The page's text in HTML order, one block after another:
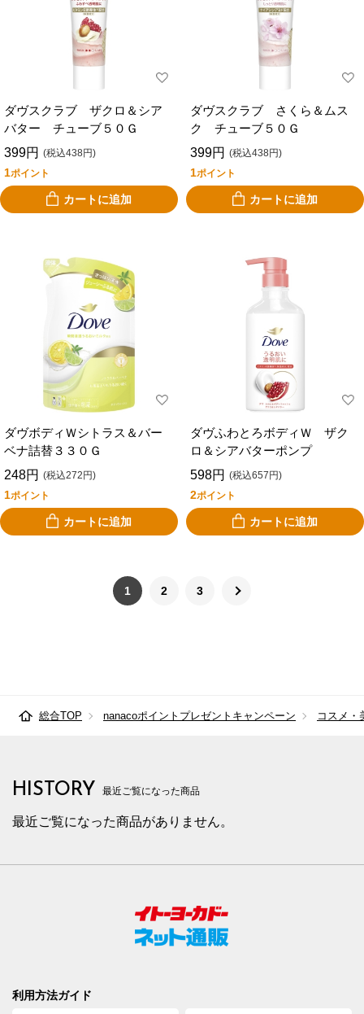
ダヴスクラブ ザクロ＆シア
バター チューブ５０Ｇ
399円 (税込438円)
1ポイント
カートに追加
ダヴスクラブ さくら＆ムス
ク チューブ５０Ｇ
399円 (税込438円)
1ポイント
カートに追加
ダヴボディＷシトラス＆バー
ベナ詰替３３０Ｇ
248円 (税込272円)
1ポイント
カートに追加
ダヴふわとろボディＷ ザク
ロ＆シアバターポンプ
598円 (税込657円)
2ポイント
カートに追加
1 2 3
総合TOP nanacoポイントプレゼントキャンペーン コスメ・
HISTORY 最近ご覧になった商品
最近ご覧になった商品がありません。
利用方法ガイド